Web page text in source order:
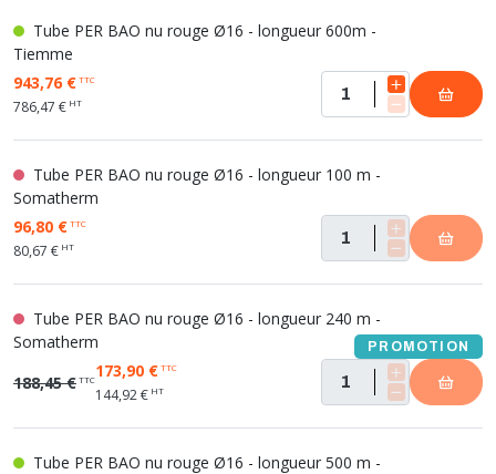
Tube PER BAO nu rouge Ø16 - longueur 600m -
Tiemme
943,76 €TTC
786,47 € HT
Tube PER BAO nu rouge Ø16 - longueur 100 m -
Somatherm
96,80 €TTC
80,67 € HT
Tube PER BAO nu rouge Ø16 - longueur 240 m -
Somatherm
PROMOTION
188,45 €TTC173,90 €TTC
144,92 € HT
Tube PER BAO nu rouge Ø16 - longueur 500 m -